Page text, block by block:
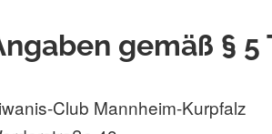
gemäß § 5
Club Mannheim-Kurpfalz